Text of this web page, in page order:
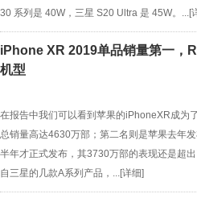
30 系列是 40W，三星 S20 Ultra 是 45W。...[
iPhone XR 2019单品销量第一，
机型
在报告中我们可以看到苹果的iPhoneXR成为
总销量高达4630万部；第二名则是苹果去年
半年才正式发布，其3730万部的表现还是超
自三星的几款A系列产品，...[详细]